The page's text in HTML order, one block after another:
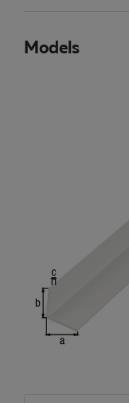
Models